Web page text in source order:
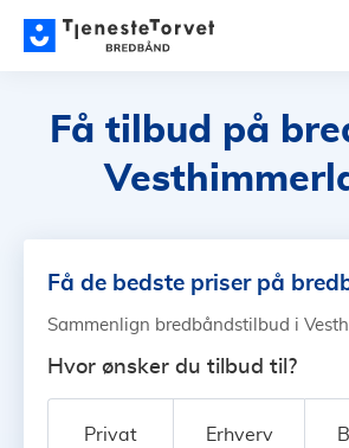
Få tilbud på
Få de bedste priser på
Sammenlign bredbåndstilbud i
Hvor ønsker du tilbud til?
Privat Erhverv